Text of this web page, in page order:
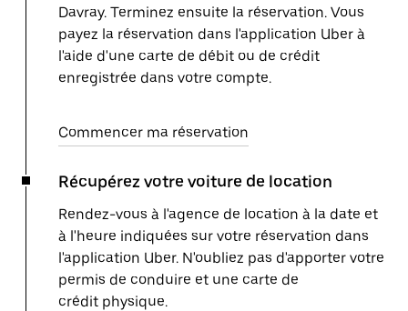
Davray. Terminez ensuite la réservation. Vous
payez la réservation dans l'application Uber à
l'aide d'une carte de débit ou de crédit
enregistrée dans votre compte.
Commencer ma réservation
Récupérez votre voiture de location
Rendez-vous à l'agence de location à la date et
à l'heure indiquées sur votre réservation dans
l'application Uber. N'oubliez pas d'apporter votre
permis de conduire et une carte de
crédit physique.